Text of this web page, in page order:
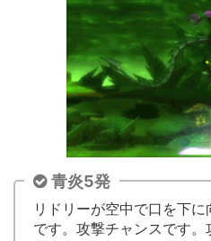
青炎5発
リドリーが空中で口を下
です。攻撃チャンスです